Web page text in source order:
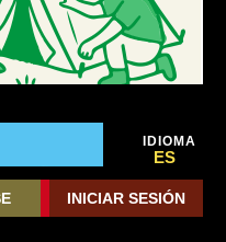
IDIOMA
ES
INICIAR SESIÓN